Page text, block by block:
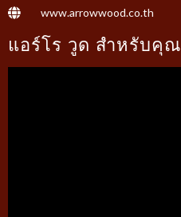
www.arrowwood.co.th
แอร์โร วูด สำหรับคุณ